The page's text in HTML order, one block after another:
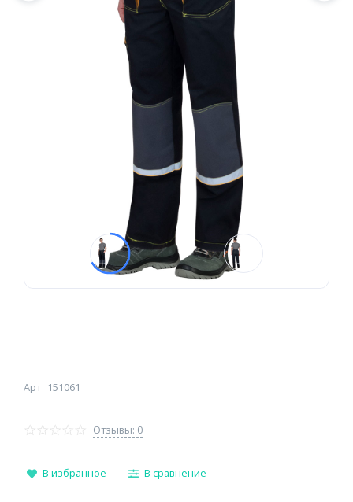
Арт 151061
Отзывы: 0
В избранное В сравнение